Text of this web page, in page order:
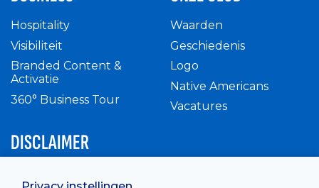
Hospitality
Visibiliteit
Branded Content &
Activatie
360° Business Tour
Waarden
Geschiedenis
Logo
Native Americans
Vacatures
DISCLAIMER